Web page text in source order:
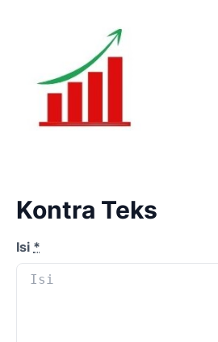
Kontra Teks
Isi *